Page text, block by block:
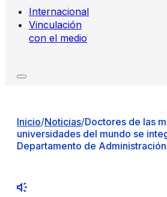
Internacional
Vinculación
con el medio
Inicio/Noticias/Doctores de las
universidades del mundo se
Departamento de